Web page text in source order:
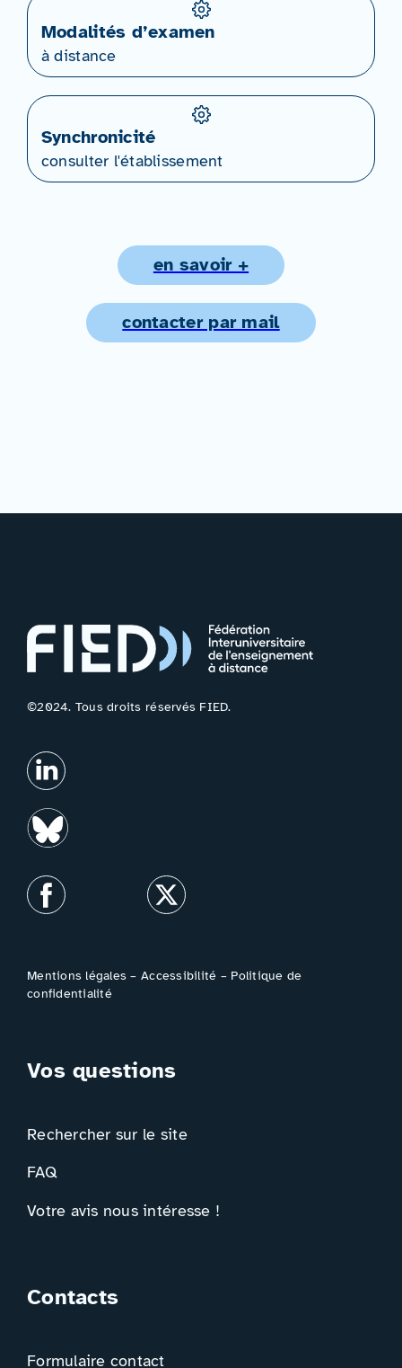
Modalités d’examen
à distance
Synchronicité
consulter l'établissement
en savoir +
contacter par mail
©2024. Tous droits réservés FIED.
Mentions légales –Accessibilité – Politique de
confidentialité
Vos questions
Rechercher sur le site
FAQ
Votre avis nous intéresse !
Contacts
Formulaire contact